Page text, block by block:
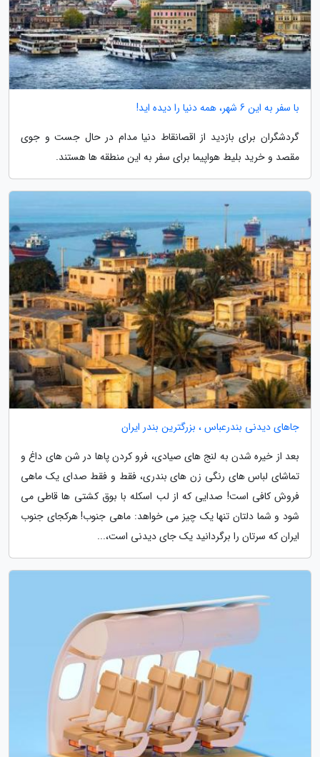
با سفر به این 6 شهر، همه دنیا را دیده اید!
گردشگران برای بازدید از اقصانقاط دنیا مدام در حال جست و جوی
مقصد و خرید بلیط هواپیما برای سفر به این منطقه ها هستند.
جاهای دیدنی بندرعباس ، بزرگترین بندر ایران
بعد از خیره شدن به لنج های صیادی، فرو کردن پاها در شن های داغ و
تماشای لباس های رنگی زن های بندری، فقط و فقط صدای یک ماهی
فروش کافی است! صدایی که از لب اسکله با بوق کشتی ها قاطی می
شود و شما دلتان تنها یک چیز می خواهد: ماهی جنوب! هرکجای جنوب
ایران که سرتان را برگردانید یک جای دیدنی است،...